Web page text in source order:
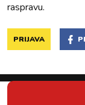
raspravu.
PRIJAVA